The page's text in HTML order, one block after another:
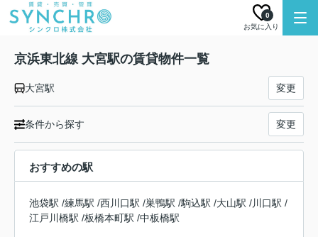
お気に入り
0
京浜東北線 大宮駅の賃貸物件一覧
大宮駅 変更
条件から探す 変更
おすすめの駅
池袋駅 /練馬駅 /西川口駅 /巣鴨駅 /駒込駅 /大山駅 /川口駅 /
江戸川橋駅 /板橋本町駅 /中板橋駅